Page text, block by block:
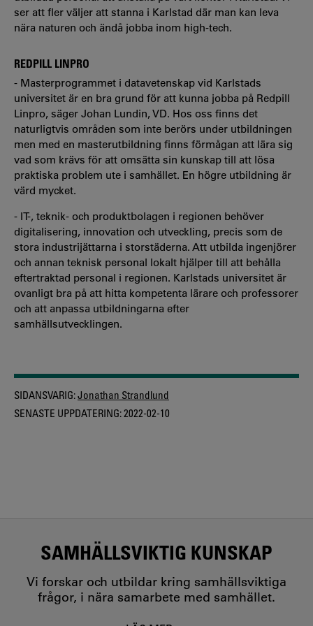
ser att fler väljer att stanna i Karlstad där man kan leva
nära naturen och ändå jobba inom high-tech.
REDPILL LINPRO
- Masterprogrammet i datavetenskap vid Karlstads
universitet är en bra grund för att kunna jobba på Redpill
Linpro, säger Johan Lundin, VD. Hos oss finns det
naturligtvis områden som inte berörs under utbildningen
men med en masterutbildning finns förmågan att lära sig
vad som krävs för att omsätta sin kunskap till att lösa
praktiska problem ute i samhället. En högre utbildning är
värd mycket.
- IT-, teknik- och produktbolagen i regionen behöver
digitalisering, innovation och utveckling, precis som de
stora industrijättarna i storstäderna. Att utbilda ingenjörer
och annan teknisk personal lokalt hjälper till att behålla
eftertraktad personal i regionen. Karlstads universitet är
ovanligt bra på att hitta kompetenta lärare och professorer
och att anpassa utbildningarna efter
samhällsutvecklingen.
SIDANSVARIG:Jonathan Strandlund
SENASTE UPPDATERING:2022-02-10
SAMHÄLLSVIKTIG KUNSKAP
Vi forskar och utbildar kring samhällsviktiga
frågor, i nära samarbete med samhället.